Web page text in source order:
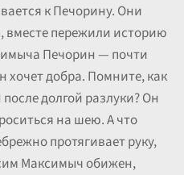
к Печорину. Они
вместе пережили историю
Печорин — почти
хочет добра. Помните, как
долгой разлуки? Он
на шею. А что
протягивает руку,
Максимыч обижен,